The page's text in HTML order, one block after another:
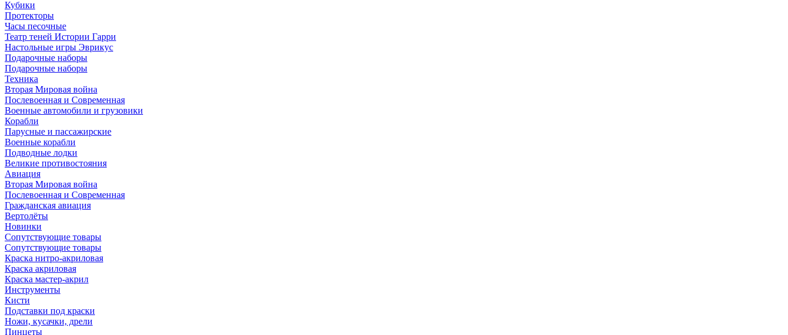
Кубики
Протекторы
Часы песочные
Театр теней Истории Гарри
Настольные игры Эврикус
Подарочные наборы
Подарочные наборы
Техника
Вторая Мировая война
Послевоенная и Современная
Военные автомобили и грузовики
Корабли
Парусные и пассажирские
Военные корабли
Подводные лодки
Великие противостояния
Авиация
Вторая Мировая война
Послевоенная и Современная
Гражданская авиация
Вертолёты
Новинки
Сопутствующие товары
Сопутствующие товары
Краска нитро-акриловая
Краска акриловая
Краска мастер-акрил
Инструменты
Кисти
Подставки под краски
Ножи, кусачки, дрели
Пинцеты